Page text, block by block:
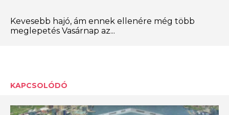
Kevesebb hajó, ám ennek ellenére még több
meglepetés Vasárnap az...
KAPCSOLÓDÓ